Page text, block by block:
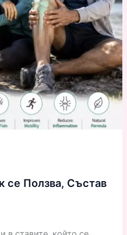
се Ползва, Състав